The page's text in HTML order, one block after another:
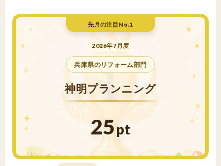
先月の注目No.1
2026年7月度
兵庫県のリフォーム部門
神明プランニング
25pt